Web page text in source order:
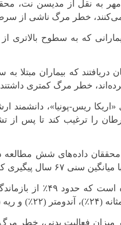
اخبار بانکی و اقتصادی
بلیط اتوبوس
مسیرهای نجف به کربلا
به نقل از مدیسن نت،
خطر مرگ ناشی از
که به سطوح بالاتری
دریافتند که بیماران
خطر مرگ کمتری
ریس-پونیا»،
را ترغیب کند تا پس از
۶۷ سال پیگیری کردند.
در این مطالعه
را تشکیل می‌دادند.